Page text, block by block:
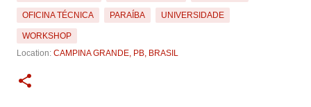
OFICINA TÉCNICA PARAÍBA UNIVERSIDADE
WORKSHOP
Location: CAMPINA GRANDE, PB, BRASIL